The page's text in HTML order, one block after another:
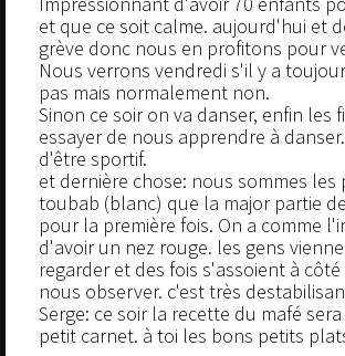
et que ce soit calme. aujourd'hui et
grève donc nous en profitons pour
Nous verrons vendredi s'il y a
pas mais normalement non.
Sinon ce soir on va danser, enfin les
essayer de nous apprendre à
d'être sportif.
et dernière chose: nous sommes les
toubab (blanc) que la major partie
pour la première fois. On a comme
d'avoir un nez rouge. les gens
regarder et des fois s'assoient à
nous observer. c'est très
Serge: ce soir la recette du mafé
petit carnet. à toi les bons petits